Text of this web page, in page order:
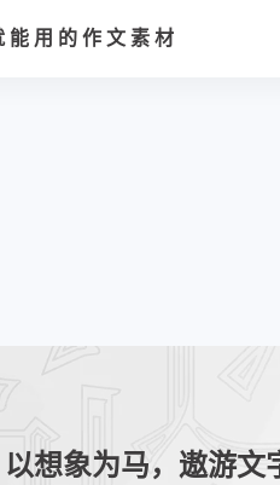
能用的作文素材
想象为马，遨游文